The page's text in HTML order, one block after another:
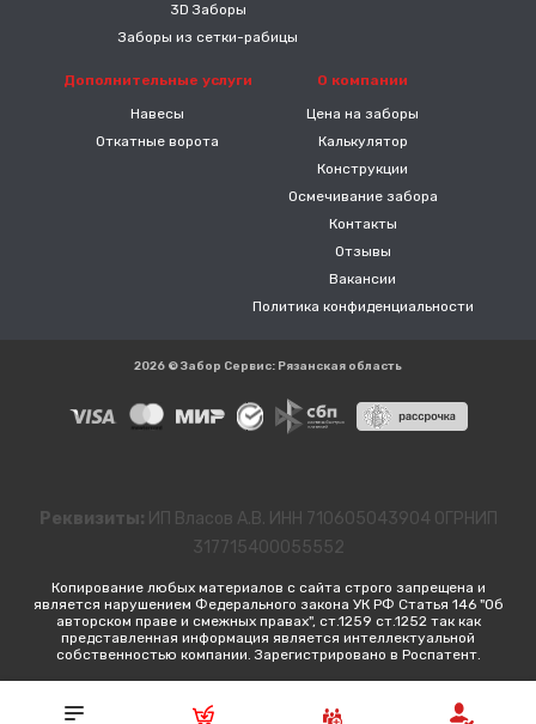
3D Заборы
Заборы из сетки-рабицы
Дополнительные услуги
Навесы
Откатные ворота
О компании
Цена на заборы
Калькулятор
Конструкции
Осмечивание забора
Контакты
Отзывы
Вакансии
Политика конфиденциальности
2026 © Забор Сервис: Рязанская область
Реквизиты: ИП Власов А.В. ИНН 710605043904 ОГРНИП
317715400055552
Копирование любых материалов с сайта строго запрещена и
является нарушением Федерального закона УК РФ Статья 146 "Об
авторском праве и смежных правах", ст.1259 ст.1252 так как
представленная информация является интеллектуальной
собственностью компании. Зарегистрировано в Роспатент.